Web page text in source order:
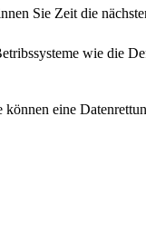
Sie Zeit die
wie die
eine